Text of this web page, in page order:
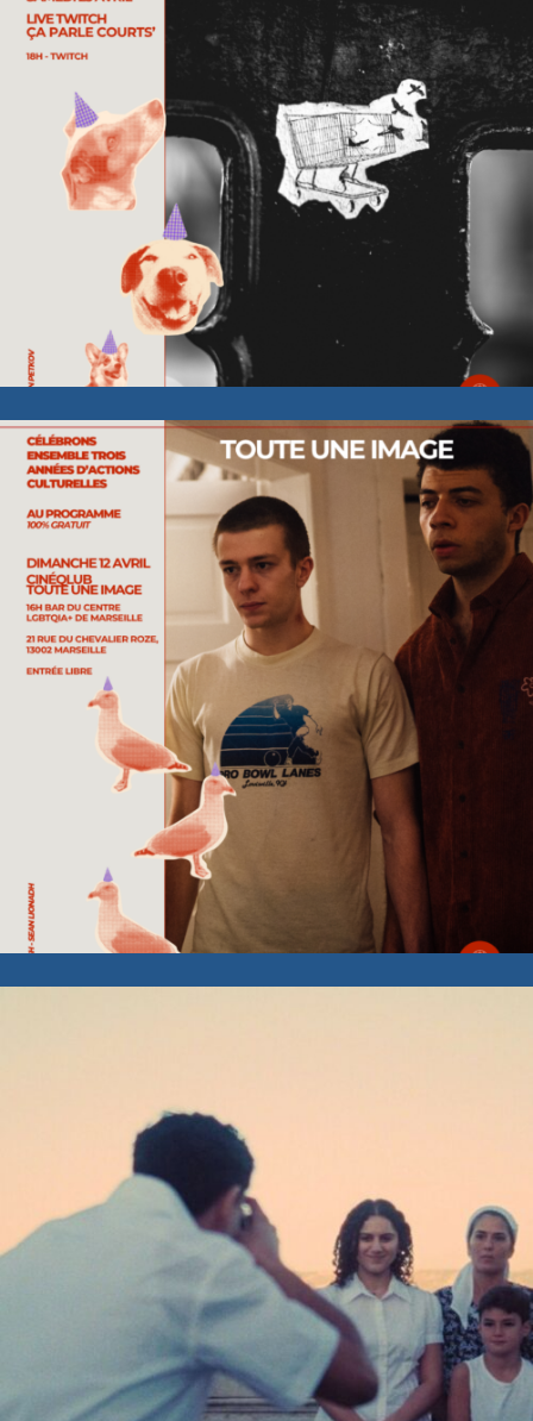
Cinéqlub – Toute une image